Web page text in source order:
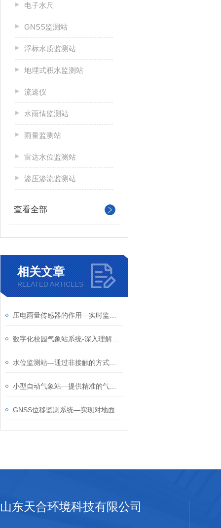
电子水尺
GNSS监测站
浮标水质监测站
地埋式积水监测站
流速仪
水雨情监测站
雨量监测站
雷达水位监测站
渗压渗流监测站
查看全部
相关文章
RELATED ARTICLES
山东天合环境科技有限公司